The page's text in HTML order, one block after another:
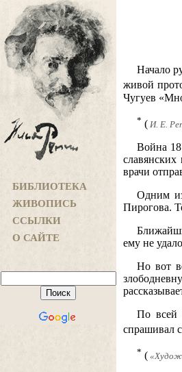
БИБЛИОТЕКА
ЖИВОПИСЬ
ССЫЛКИ
О САЙТЕ
Начало
живой
Чугуев
* ( И. Е.
Война
врачи
Одним
Пирогова.
ему не
Но вот
По всей
спрашивал
* (